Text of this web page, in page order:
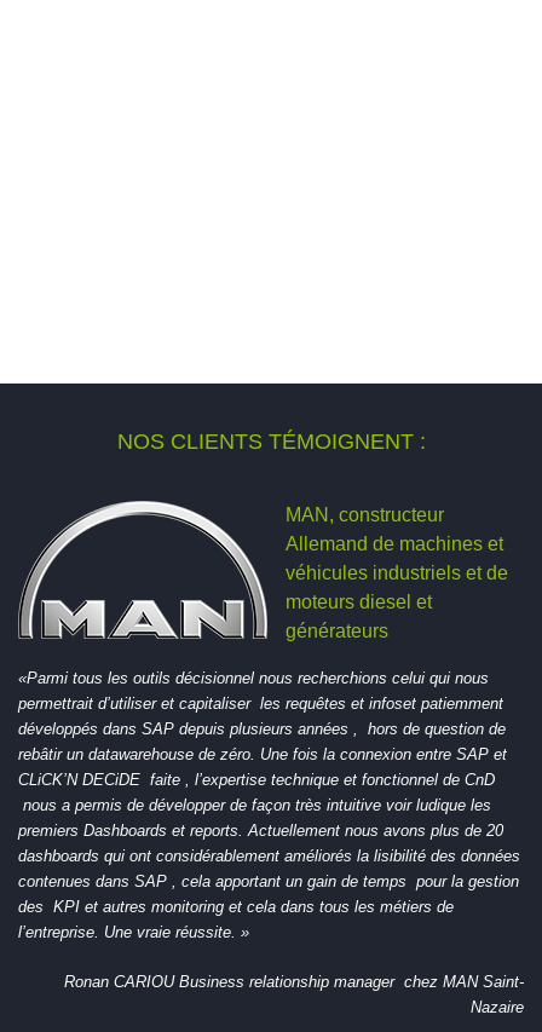
NOS CLIENTS TÉMOIGNENT :
MAN, constructeur
Allemand de machines et
véhicules industriels et de
moteurs diesel et
générateurs
«Parmi tous les outils décisionnel nous recherchions celui qui nous
permettrait d’utiliser et capitaliser les requêtes et infoset patiemment
développés dans SAP depuis plusieurs années , hors de question de
rebâtir un datawarehouse de zéro. Une fois la connexion entre SAP et
CLiCK’N DECiDE faite , l’expertise technique et fonctionnel de CnD
nous a permis de développer de façon très intuitive voir ludique les
premiers Dashboards et reports. Actuellement nous avons plus de 20
dashboards qui ont considérablement améliorés la lisibilité des données
contenues dans SAP , cela apportant un gain de temps pour la gestion
des KPI et autres monitoring et cela dans tous les métiers de
l’entreprise. Une vraie réussite. »
Ronan CARIOU Business relationship manager chez MAN Saint-
Nazaire